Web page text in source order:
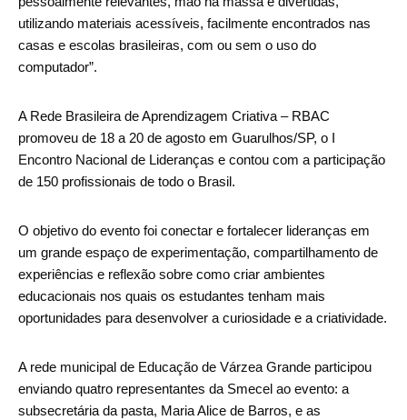
utilizando materiais acessíveis, facilmente encontrados nas
casas e escolas brasileiras, com ou sem o uso do
computador”.
A Rede Brasileira de Aprendizagem Criativa – RBAC
promoveu de 18 a 20 de agosto em Guarulhos/SP, o I
Encontro Nacional de Lideranças e contou com a participação
de 150 profissionais de todo o Brasil.
O objetivo do evento foi conectar e fortalecer lideranças em
um grande espaço de experimentação, compartilhamento de
experiências e reflexão sobre como criar ambientes
educacionais nos quais os estudantes tenham mais
oportunidades para desenvolver a curiosidade e a criatividade.
A rede municipal de Educação de Várzea Grande participou
enviando quatro representantes da Smecel ao evento: a
subsecretária da pasta, Maria Alice de Barros, e as